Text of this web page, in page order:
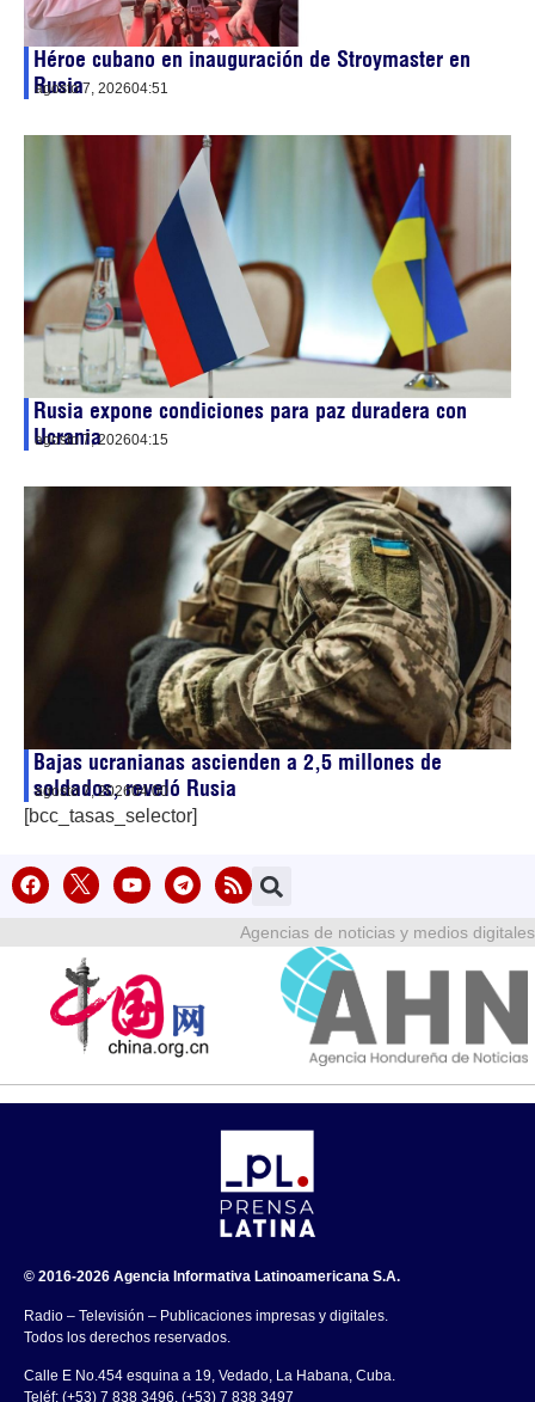
Héroe cubano en inauguración de Stroymaster en
Rusia
agosto 7, 202604:51
Rusia expone condiciones para paz duradera con
Ucrania
agosto 7, 202604:15
Bajas ucranianas ascienden a 2,5 millones de
soldados, reveló Rusia
agosto 7, 202604:00
[bcc_tasas_selector]
Agencias de noticias y medios digitales
© 2016-2026 Agencia Informativa Latinoamericana S.A.
Radio – Televisión – Publicaciones impresas y digitales.
Todos los derechos reservados.
Calle E No.454 esquina a 19, Vedado, La Habana, Cuba.
Teléf: (+53) 7 838 3496, (+53) 7 838 3497